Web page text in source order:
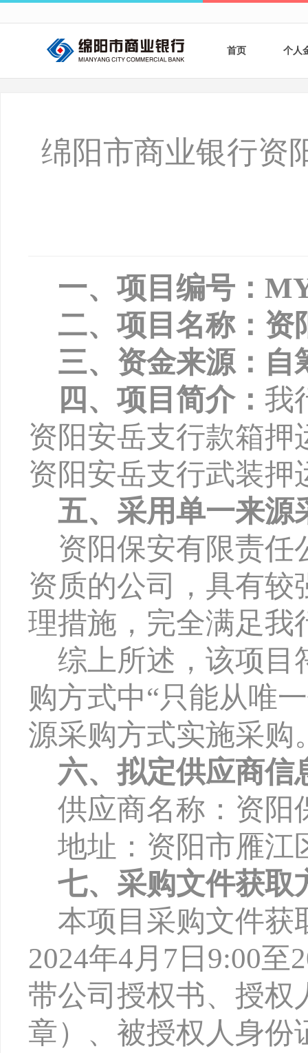
首页 个人
银
绵阳市商业银行资
一、项目编号：
二、项目名称：资
三、资金来源：自
四、项目简介： 我
资阳安岳支行款箱
资阳安岳支行武装押
五、采用单一来源
资阳保安有限责任
资质的公司，具有
理措施，完全满足我
综上所述，该项目
购方式中“只能从唯
源采购方式实施采购
六、拟定供应商信
供应商名称：资阳
地址：资阳市雁江
七、采购文件获取
本项目采购文件获
2024年4月7日9:00至
带公司授权书、授权
章）、被授权人身份